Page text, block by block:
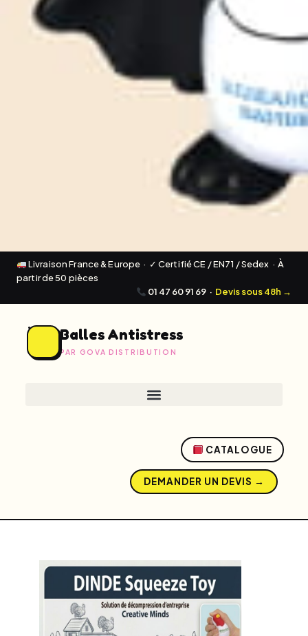
Livraison France & Europe · ✓ Certifié CE / EN71 / Sedex · À
partir de 50 pièces
01 47 60 91 69 · Devis sous 48h →
Balles Antistress
PAR GOVA DISTRIBUTION
CATALOGUE
DEMANDER UN DEVIS →